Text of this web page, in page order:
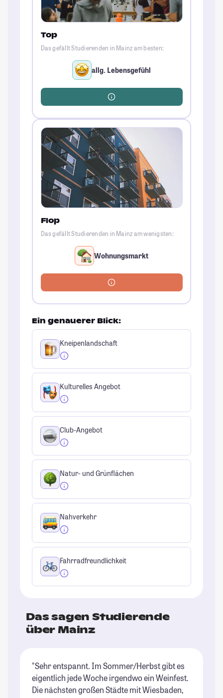
Top
Das gefällt Studierenden in Mainz am besten:
allg. Lebensgefühl
Flop
Das gefällt Studierenden in Mainz am wenigsten:
Wohnungsmarkt
Ein genauerer Blick:
Kneipenlandschaft
Kulturelles Angebot
Club-Angebot
Natur- und Grünflächen
Nahverkehr
Fahrradfreundlichkeit
Das sagen Studierende
über Mainz
"Sehr entspannt. Im Sommer/Herbst gibt es
eigentlich jede Woche irgendwo ein Weinfest.
Die nächsten großen Städte mit Wiesbaden,